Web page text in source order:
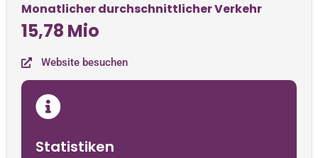
Monatlicher durchschnittlicher Verkehr
15,78 Mio
Website besuchen
Statistiken